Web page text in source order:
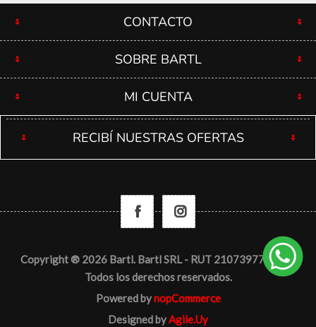
CONTACTO
SOBRE BARTL
MI CUENTA
RECIBÍ NUESTRAS OFERTAS
Copyright ® 2026 Bartl. Bartl SRL - RUT 210739770012 -
Todos los derechos reservados.
Powered bynopCommerce
Designed byAgile.Uy